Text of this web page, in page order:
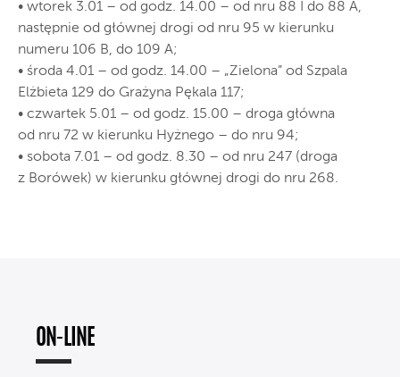
• wtorek 3.01 – od godz. 14.00 – od nru 88 I do 88 A,
następnie od głównej drogi od nru 95 w kierunku
numeru 106 B, do 109 A;
• środa 4.01 – od godz. 14.00 – „Zielona” od Szpala
Elżbieta 129 do Grażyna Pękala 117;
• czwartek 5.01 – od godz. 15.00 – droga główna
od nru 72 w kierunku Hyżnego – do nru 94;
• sobota 7.01 – od godz. 8.30 – od nru 247 (droga
z Borówek) w kierunku głównej drogi do nru 268.
ON-LINE